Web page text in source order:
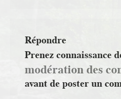
Répondre
Prenez connaissance
modération des
avant de poster un